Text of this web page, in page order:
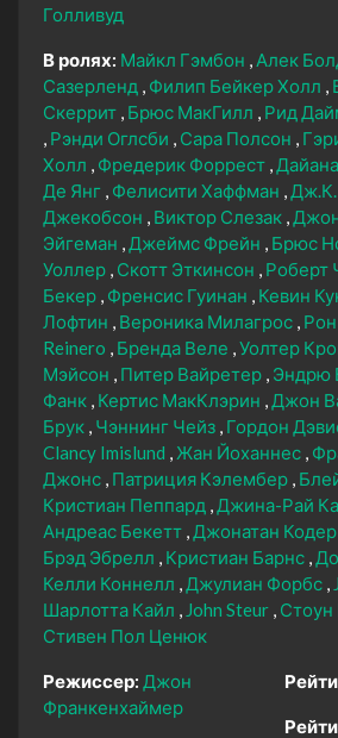
Голливуд
В ролях: Майкл Гэмбон Алек
Сазерленд
Филип Бейкер Холл
Скеррит Брюс МакГилл Рид
Рэнди Оглсби
Сара Полсон
Холл
Фредерик Форрест
Де Янг Фелисити Хаффман
Джекобсон
Виктор Слезак
Эйгеман
Джеймс Фрейн Брюс
Уоллер Скотт Эткинсон Роберт
Бекер Френсис Гуинан Кевин
Лофтин
Вероника Милагрос
Reinero
Бренда Веле Уолтер
Мэйсон
Питер Вайретер Эндрю
Фанк Кертис МакКлэрин Джон
Брук Чэннинг Чейз Гордон
Clancy Imislund
Жан Йоханнес
Джонс Патриция Кэлембер
Кристиан Пеппард
Джина-Рай
Андреас Бекетт Джонатан Кодер
Брэд Эбрелл
Кристиан Барнс
Келли Коннелл
Джулиан Форбс
Шарлотта Кайл
John Steur Стоун
Стивен Пол Ценюк
Режиссер: Джон
Франкенхаймер